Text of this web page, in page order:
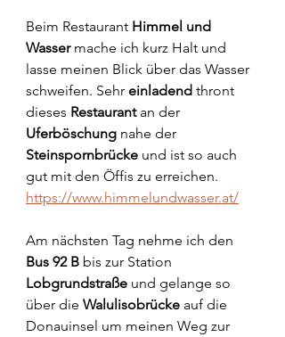
Beim Restaurant Himmel und
Wasser mache ich kurz Halt und
lasse meinen Blick über das Wasser
schweifen. Sehr einladend thront
dieses Restaurant an der
Uferböschung nahe der
Steinspornbrücke und ist so auch
gut mit den Öffis zu erreichen.
https://www.himmelundwasser.at/
Am nächsten Tag nehme ich den
Bus 92 B bis zur Station
Lobgrundstraße und gelange so
über die Walulisobrücke auf die
Donauinsel um meinen Weg zur